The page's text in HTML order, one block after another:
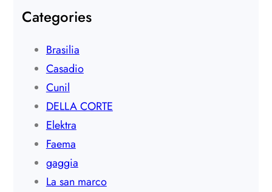
Categories
Brasilia
Casadio
Cunil
DELLA CORTE
Elektra
Faema
gaggia
La san marco